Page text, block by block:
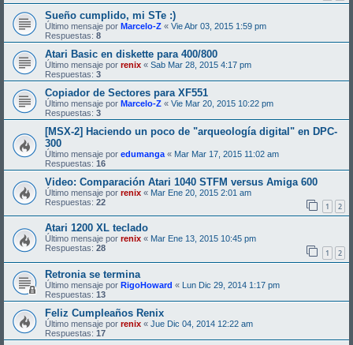
Sueño cumplido, mi STe :)
Último mensaje por Marcelo-Z « Vie Abr 03, 2015 1:59 pm
Respuestas: 8
Atari Basic en diskette para 400/800
Último mensaje por renix « Sab Mar 28, 2015 4:17 pm
Respuestas: 3
Copiador de Sectores para XF551
Último mensaje por Marcelo-Z « Vie Mar 20, 2015 10:22 pm
Respuestas: 3
[MSX-2] Haciendo un poco de "arqueología digital" en DPC-
300
Último mensaje por edumanga « Mar Mar 17, 2015 11:02 am
Respuestas: 16
Video: Comparación Atari 1040 STFM versus Amiga 600
Último mensaje por renix « Mar Ene 20, 2015 2:01 am
Respuestas: 22 1 2
Atari 1200 XL teclado
Último mensaje por renix « Mar Ene 13, 2015 10:45 pm
Respuestas: 28 1 2
Retronia se termina
Último mensaje por RigoHoward « Lun Dic 29, 2014 1:17 pm
Respuestas: 13
Feliz Cumpleaños Renix
Último mensaje por renix « Jue Dic 04, 2014 12:22 am
Respuestas: 17